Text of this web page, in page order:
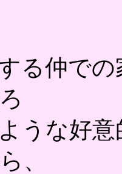
る仲での
うな好
、